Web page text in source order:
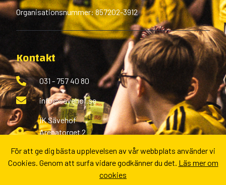
Organisationsnummer: 857202-3912
Kontakt
031 - 757 40 80
info@savehof.se
IK Sävehof
Arenatorget 2
Fler kontaktvägar
För att ge dig bästa upplevelsen av vår webbplats använder vi
Cookies. Genom att surfa vidare godkänner du det. Läs mer om
cookies